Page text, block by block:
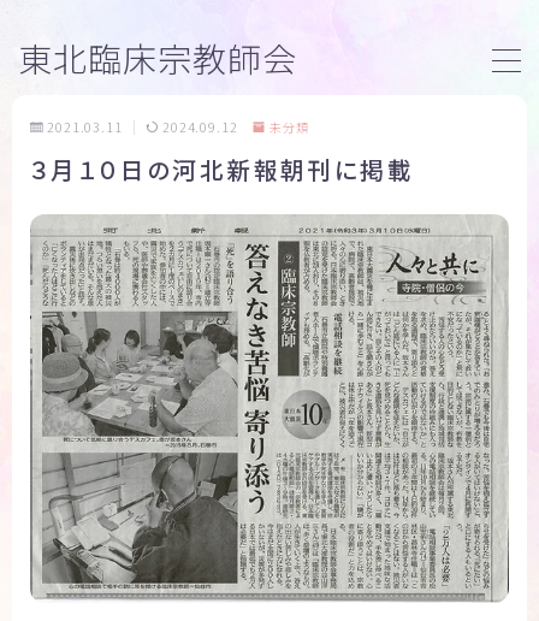
東北臨床宗教師会
トップページ
臨床宗教師研修
活動内容
ブログ
団体案内
お問い合わせ
2021.03.11 2024.09.12 未分類
３月１０日の河北新報朝刊に掲載